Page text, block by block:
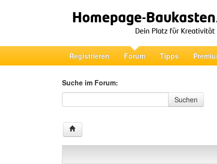
Registrieren Forum Tipps
Suche im Forum:
Suche im Forum
Suchen